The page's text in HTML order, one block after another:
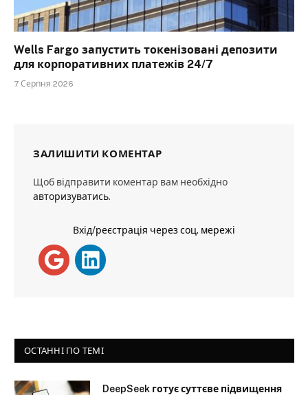
Wells Fargo запустить токенізовані депозити
для корпоративних платежів 24/7
7 Серпня 2026
ЗАЛИШИТИ КОМЕНТАР
Щоб відправити коментар вам необхідно
авторизуватись.
Вхід/реєстрація через соц. мережі
ОСТАННІ ПО ТЕМІ
DeepSeek готує суттєве підвищення